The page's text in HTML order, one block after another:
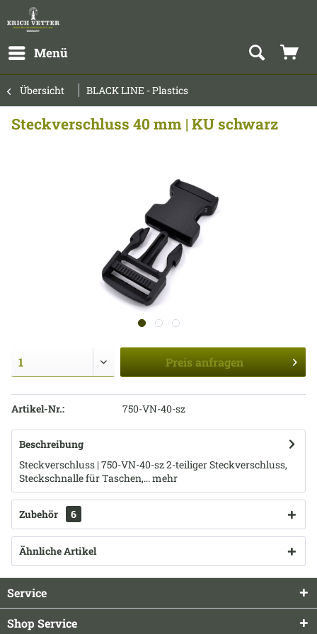
Menü
Übersicht BLACK LINE - Plastics
Steckverschluss 40 mm | KU schwarz
Preis anfragen
Artikel-Nr.: 750-VN-40-sz
Beschreibung
Steckverschluss | 750-VN-40-sz 2-teiliger Steckverschluss,
Steckschnalle für Taschen,...mehr
Zubehör 6
Ähnliche Artikel
Service
Shop Service